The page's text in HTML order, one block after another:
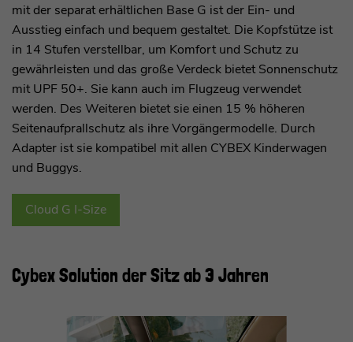
mit der separat erhältlichen Base G ist der Ein- und
Ausstieg einfach und bequem gestaltet. Die Kopfstütze ist
in 14 Stufen verstellbar, um Komfort und Schutz zu
gewährleisten und das große Verdeck bietet Sonnenschutz
mit UPF 50+. Sie kann auch im Flugzeug verwendet
werden. Des Weiteren bietet sie einen 15 % höheren
Seitenaufprallschutz als ihre Vorgängermodelle. Durch
Adapter ist sie kompatibel mit allen CYBEX Kinderwagen
und Buggys.
Cloud G I-Size
Cybex Solution der Sitz ab 3 Jahren